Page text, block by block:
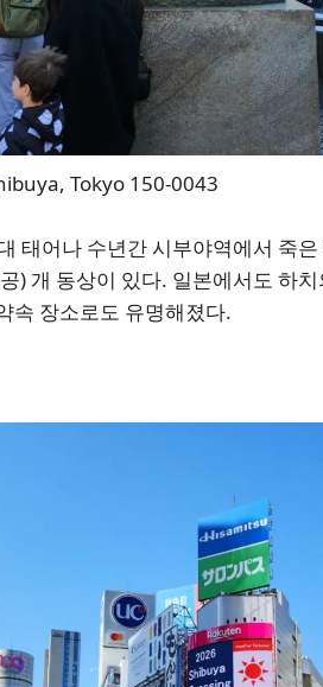
Tokyo 150-0043
태어나 수년간 시부야역에서 죽
) 개 동상이 있다. 일본에서도 하
속 장소로도 유명해졌다.